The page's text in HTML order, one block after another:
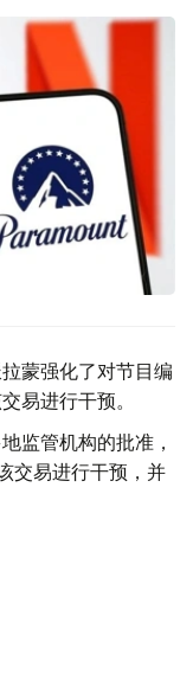
蒙强化了对节目编
易进行干预。
监管机构的批准，
交易进行干预，并